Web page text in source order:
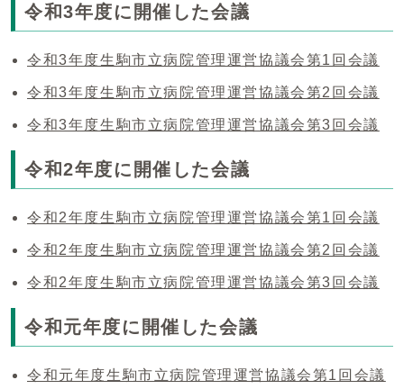
令和3年度に開催した会議
令和3年度生駒市立病院管理運営協議会第1回会議
令和3年度生駒市立病院管理運営協議会第2回会議
令和3年度生駒市立病院管理運営協議会第3回会議
令和2年度に開催した会議
令和2年度生駒市立病院管理運営協議会第1回会議
令和2年度生駒市立病院管理運営協議会第2回会議
令和2年度生駒市立病院管理運営協議会第3回会議
令和元年度に開催した会議
令和元年度生駒市立病院管理運営協議会第1回会議